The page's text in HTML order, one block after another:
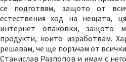
се подготвям, защото от
естествения ход на нещата,
интернет опаковки, защото
продукти, които изработвам.
решавам, че ще поръчам от
Станислав Разпопов и имам с